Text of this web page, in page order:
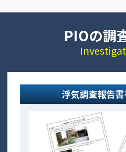
PIOの調
浮気調査報告